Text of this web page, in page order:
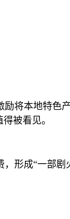
将本地特色
被看见。
形成“一部剧